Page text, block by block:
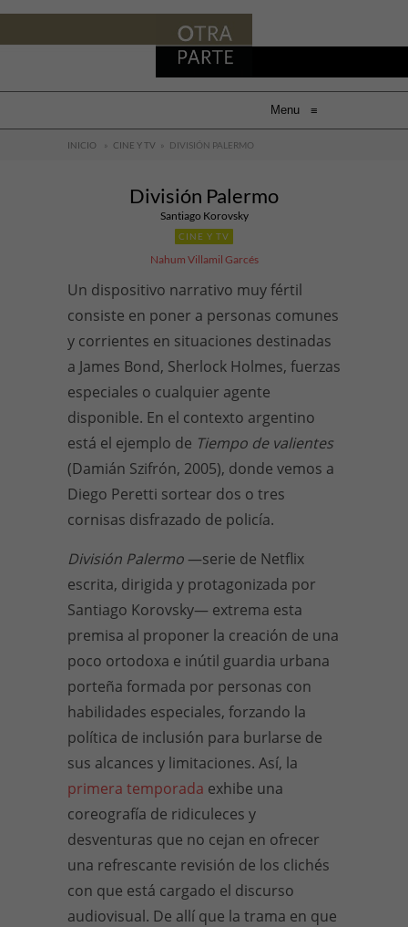
Menu ≡
INICIO » CINE Y TV » DIVISIÓN PALERMO
División Palermo
Santiago Korovsky
CINE Y TV
Nahum Villamil Garcés
Un dispositivo narrativo muy fértil
consiste en poner a personas comunes
y corrientes en situaciones destinadas
a James Bond, Sherlock Holmes, fuerzas
especiales o cualquier agente
disponible. En el contexto argentino
está el ejemplo de Tiempo de valientes
(Damián Szifrón, 2005), donde vemos a
Diego Peretti sortear dos o tres
cornisas disfrazado de policía.
División Palermo—serie de Netflix
escrita, dirigida y protagonizada por
Santiago Korovsky— extrema esta
premisa al proponer la creación de una
poco ortodoxa e inútil guardia urbana
porteña formada por personas con
habilidades especiales, forzando la
política de inclusión para burlarse de
sus alcances y limitaciones. Así, la
primera temporada exhibe una
coreografía de ridiculeces y
desventuras que no cejan en ofrecer
una refrescante revisión de los clichés
con que está cargado el discurso
audiovisual. De allí que la trama en que